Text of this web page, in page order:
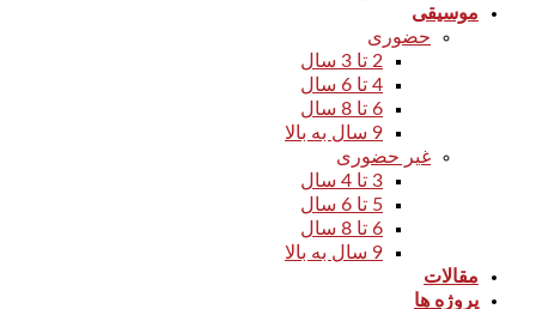
موسیقی
حضوری
2 تا 3 سال
4 تا 6 سال
6 تا 8 سال
9 سال به بالا
غیر حضوری
3 تا 4 سال
5 تا 6 سال
6 تا 8 سال
9 سال به بالا
مقالات
پروژه ها